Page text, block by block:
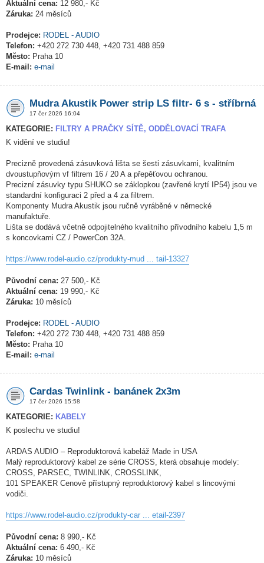
Aktuální cena: 12 980,- Kč
Záruka: 24 měsíců
Prodejce: RODEL - AUDIO
Telefon: +420 272 730 448, +420 731 488 859
Město: Praha 10
E-mail: e-mail
Mudra Akustik Power strip LS filtr- 6 s - stříbrná
17 čer 2026 16:04
KATEGORIE: FILTRY A PRAČKY SÍTĚ, ODDĚLOVACÍ TRAFA
K vidění ve studiu!
Precizně provedená zásuvková lišta se šesti zásuvkami, kvalitním
dvoustupňovým vf filtrem 16 / 20 A a přepěťovou ochranou.
Precizní zásuvky typu SHUKO se záklopkou (zavřené krytí IP54) jsou ve
standardní konfiguraci 2 před a 4 za filtrem.
Komponenty Mudra Akustik jsou ručně vyráběné v německé
manufaktuře.
Lišta se dodává včetně odpojitelného kvalitního přívodního kabelu 1,5 m
s koncovkami CZ / PowerCon 32A.
https://www.rodel-audio.cz/produkty-mud ... tail-13327
Původní cena: 27 500,- Kč
Aktuální cena: 19 990,- Kč
Záruka: 10 měsíců
Prodejce: RODEL - AUDIO
Telefon: +420 272 730 448, +420 731 488 859
Město: Praha 10
E-mail: e-mail
Cardas Twinlink - banánek 2x3m
17 čer 2026 15:58
KATEGORIE: KABELY
K poslechu ve studiu!
ARDAS AUDIO – Reproduktorová kabeláž Made in USA
Malý reproduktorový kabel ze série CROSS, která obsahuje modely:
CROSS, PARSEC, TWINLINK, CROSSLINK,
101 SPEAKER Cenově přístupný reproduktorový kabel s lincovými
vodiči.
https://www.rodel-audio.cz/produkty-car ... etail-2397
Původní cena: 8 990,- Kč
Aktuální cena: 6 490,- Kč
Záruka: 10 měsíců